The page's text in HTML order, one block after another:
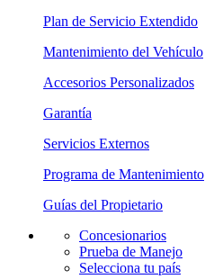
Plan de Servicio Extendido
Mantenimiento del Vehículo
Accesorios Personalizados
Garantía
Servicios Externos
Programa de Mantenimiento
Guías del Propietario
Concesionarios
Prueba de Manejo
Selecciona tu país